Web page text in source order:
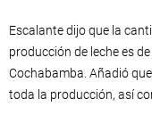
Escalante dijo que la
producción de leche es
Cochabamba. Añadió
toda la producción, así